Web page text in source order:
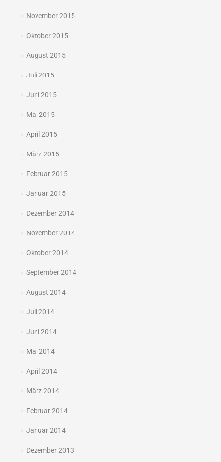
November 2015
Oktober 2015
August 2015
Juli 2015
Juni 2015
Mai 2015
April 2015
März 2015
Februar 2015
Januar 2015
Dezember 2014
November 2014
Oktober 2014
September 2014
August 2014
Juli 2014
Juni 2014
Mai 2014
April 2014
März 2014
Februar 2014
Januar 2014
Dezember 2013